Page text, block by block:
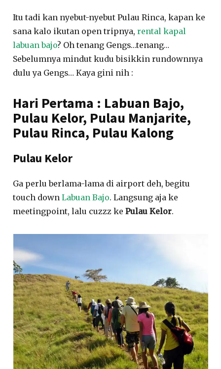
Itu tadi kan nyebut-nyebut Pulau Rinca, kapan ke
sana kalo ikutan open tripnya,rental kapal
labuan bajo? Oh tenang Gengs…tenang…
Sebelumnya mindut kudu bisikkin rundownnya
dulu ya Gengs… Kaya gini nih :
Hari Pertama : Labuan Bajo,
Pulau Kelor, Pulau Manjarite,
Pulau Rinca, Pulau Kalong
Pulau Kelor
Ga perlu berlama-lama di airport deh, begitu
touch downLabuan Bajo. Langsung aja ke
meetingpoint, lalu cuzzz kePulau Kelor.